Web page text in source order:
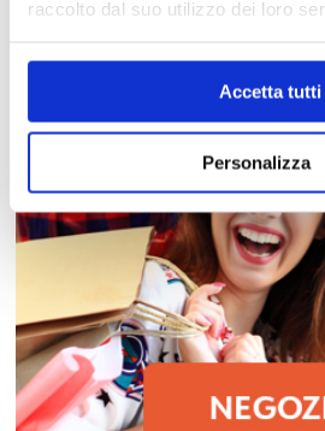
raccolto dal suo utilizzo dei loro
Accetta tutti
Personalizza